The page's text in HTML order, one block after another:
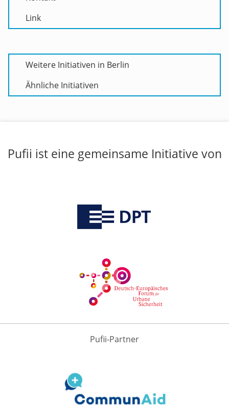
Link
Weitere Initiativen in Berlin
Ähnliche Initiativen
Pufii ist eine gemeinsame Initiative von
Pufii-Partner